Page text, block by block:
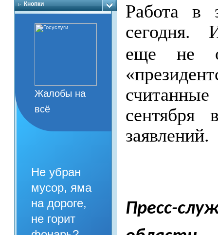
Кнопки
Жалобы на
всё
Не убран
мусор, яма
на дороге,
не горит
Работа в
сегодня.
еще не
сентября
заявлений.
Пресс-